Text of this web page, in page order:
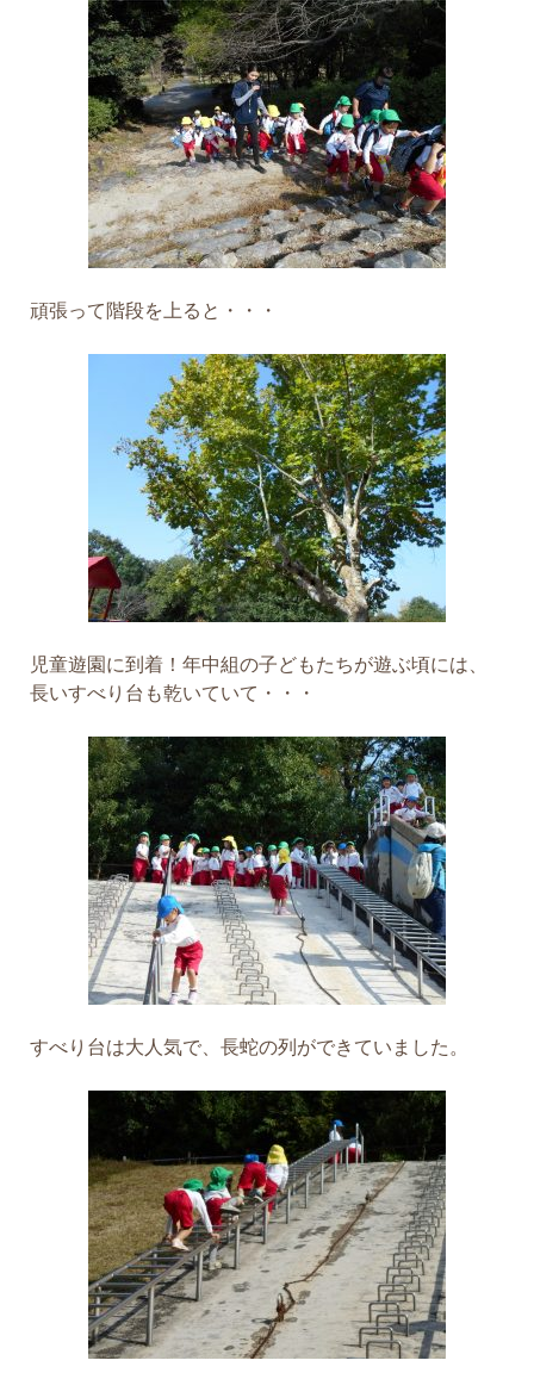
頑張って階段を上ると・・・
児童遊園に到着！年中組の子どもたちが遊ぶ頃には、
長いすべり台も乾いていて・・・
すべり台は大人気で、長蛇の列ができていました。